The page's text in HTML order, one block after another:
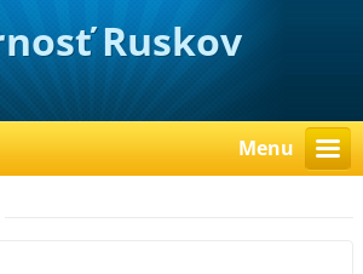
Ruskov
Menu